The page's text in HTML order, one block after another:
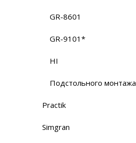
GR-8601
GR-9101*
HI
Подстольного монтажа
Practik
Simgran